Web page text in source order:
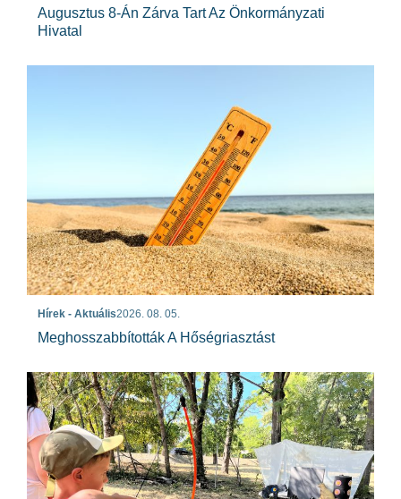
Augusztus 8-Án Zárva Tart Az Önkormányzati
Hivatal
Hírek - Aktuális2026. 08. 05.
Meghosszabbították A Hőségriasztást